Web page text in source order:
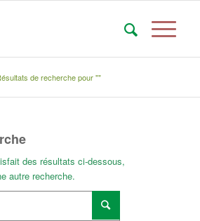
de recherche pour ""
des résultats ci-dessous,
autre recherche.